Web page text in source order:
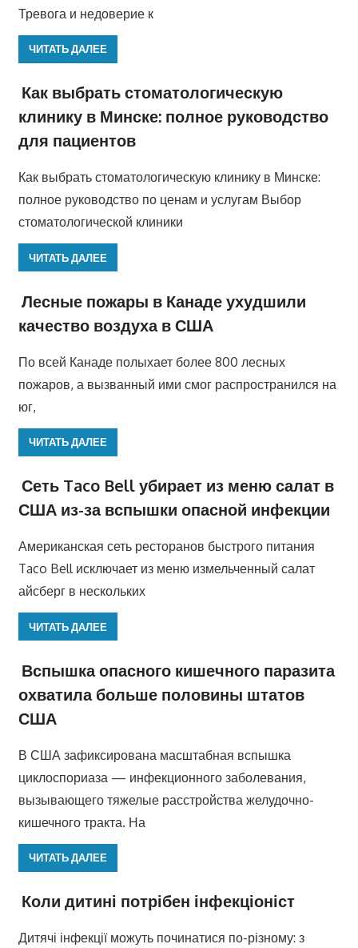
Тревога и недоверие к
ЧИТАТЬ ДАЛЕЕ
Как выбрать стоматологическую
клинику в Минске: полное руководство
для пациентов
Как выбрать стоматологическую клинику в Минске:
полное руководство по ценам и услугам Выбор
стоматологической клиники
ЧИТАТЬ ДАЛЕЕ
Лесные пожары в Канаде ухудшили
качество воздуха в США
По всей Канаде полыхает более 800 лесных
пожаров, а вызванный ими смог распространился на
юг,
ЧИТАТЬ ДАЛЕЕ
Сеть Taco Bell убирает из меню салат в
США из-за вспышки опасной инфекции
Американская сеть ресторанов быстрого питания
Taco Bell исключает из меню измельченный салат
айсберг в нескольких
ЧИТАТЬ ДАЛЕЕ
Вспышка опасного кишечного паразита
охватила больше половины штатов
США
В США зафиксирована масштабная вспышка
циклоспориаза — инфекционного заболевания,
вызывающего тяжелые расстройства желудочно-
кишечного тракта. На
ЧИТАТЬ ДАЛЕЕ
Коли дитині потрібен інфекціоніст
Дитячі інфекції можуть починатися по-різному: з